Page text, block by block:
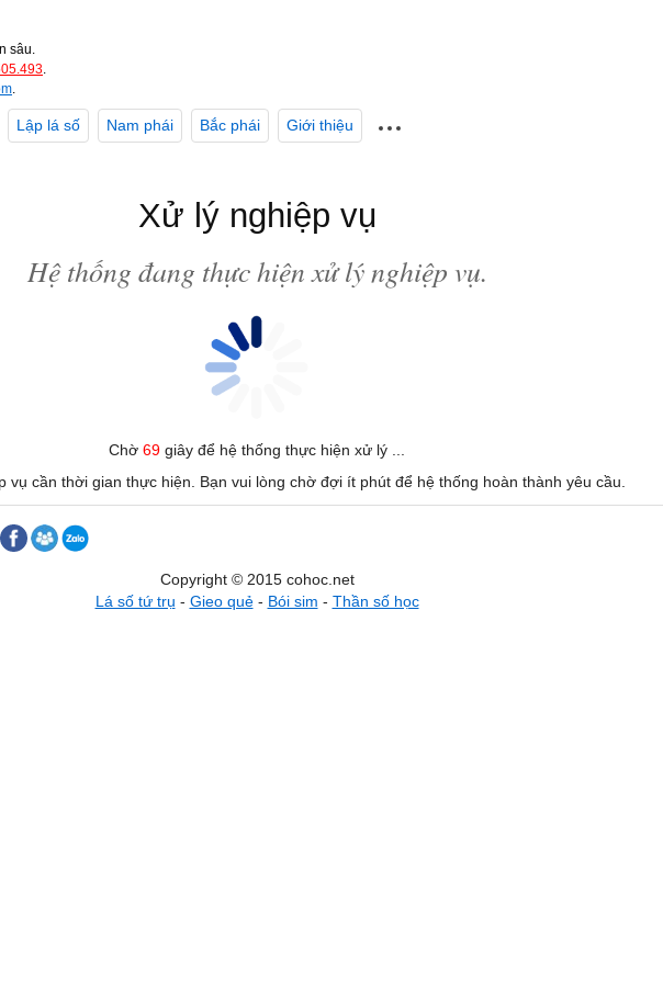
sâu.
.
.
Lập lá số Nam phái Bắc phái Giới thiệu
Xử lý nghiệp vụ
Hệ thống đang thực hiện xử lý nghiệp vụ.
Chờ 69 giây để hệ thống thực hiện xử lý ...
vụ cần thời gian thực hiện. Bạn vui lòng chờ đợi ít phút để hệ thống hoàn thành yêu cầu.
Copyright © 2015 cohoc.net
Lá số tứ trụ - Gieo quẻ- Bói sim - Thần số học